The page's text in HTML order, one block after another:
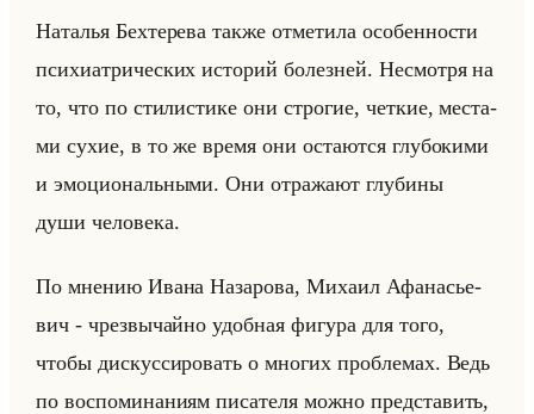
На­та­лья Бех­те­ре­ва также от­ме­ти­ла осо­бен­но­сти
пси­хи­ат­ри­че­ских ис­то­рий бо­лез­ней. Несмот­ря на
то, что по сти­ли­сти­ке они стро­гие, чет­кие, ме­ста­
ми сухие, в то же время они оста­ют­ся глу­бо­ки­ми
и эмо­ци­ональны­ми. Они от­ра­жа­ют глу­би­ны
души че­ло­ве­ка.
По мне­нию Ивана На­за­ро­ва, Ми­ха­ил Афа­на­сье­
вич - чрез­вы­чайно удоб­ная фи­гу­ра для того,
чтобы дис­кус­си­ро­вать о мно­гих про­бле­мах. Ведь
по вос­по­ми­на­ни­ям пи­са­те­ля можно пред­ста­вить,